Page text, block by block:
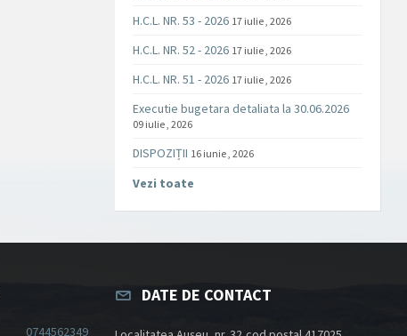
H.C.L. NR. 53 - 2026 17 iulie , 2026
H.C.L. NR. 52 - 2026 17 iulie , 2026
H.C.L. NR. 51 - 2026 17 iulie , 2026
Executie bugetara detaliata la 30.06.2026
09 iulie , 2026
DISPOZIȚII 16 iunie , 2026
Vezi toate
0744562349
DATE DE CONTACT